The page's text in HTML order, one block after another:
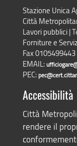
Stazione Unica
Città
Lavori pubblici |
Forniture e
Fax 0105499443
EMAIL:
PEC:
Accessibilità
Città
rendere il